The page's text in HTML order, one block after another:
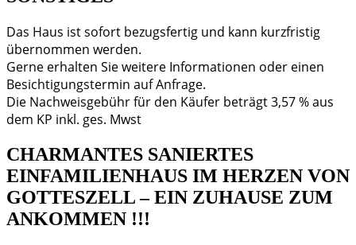
Das Haus ist sofort bezugsfertig und kann kurzfristig
übernommen werden.
Gerne erhalten Sie weitere Informationen oder einen
Besichtigungstermin auf Anfrage.
Die Nachweisgebühr für den Käufer beträgt 3,57 % aus
dem KP inkl. ges. Mwst
CHARMANTES SANIERTES
EINFAMILIENHAUS IM HERZEN VON
GOTTESZELL – EIN ZUHAUSE ZUM
ANKOMMEN !!!